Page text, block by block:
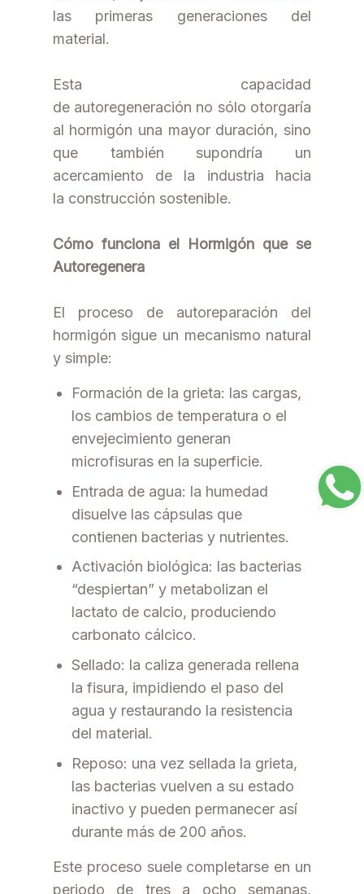
las primeras generaciones del
material.
Esta capacidad
de autoregeneración no sólo otorgaría
al hormigón una mayor duración, sino
que también supondría un
acercamiento de la industria hacia
la construcción sostenible.
Cómo funciona el Hormigón que se
Autoregenera
El proceso de autoreparación del
hormigón sigue un mecanismo natural
y simple:
Formación de la grieta: las cargas,
los cambios de temperatura o el
envejecimiento generan
microfisuras en la superficie.
Entrada de agua: la humedad
disuelve las cápsulas que
contienen bacterias y nutrientes.
Activación biológica: las bacterias
“despiertan” y metabolizan el
lactato de calcio, produciendo
carbonato cálcico.
Sellado: la caliza generada rellena
la fisura, impidiendo el paso del
agua y restaurando la resistencia
del material.
Reposo: una vez sellada la grieta,
las bacterias vuelven a su estado
inactivo y pueden permanecer así
durante más de 200 años.
Este proceso suele completarse en un
periodo de tres a ocho semanas,